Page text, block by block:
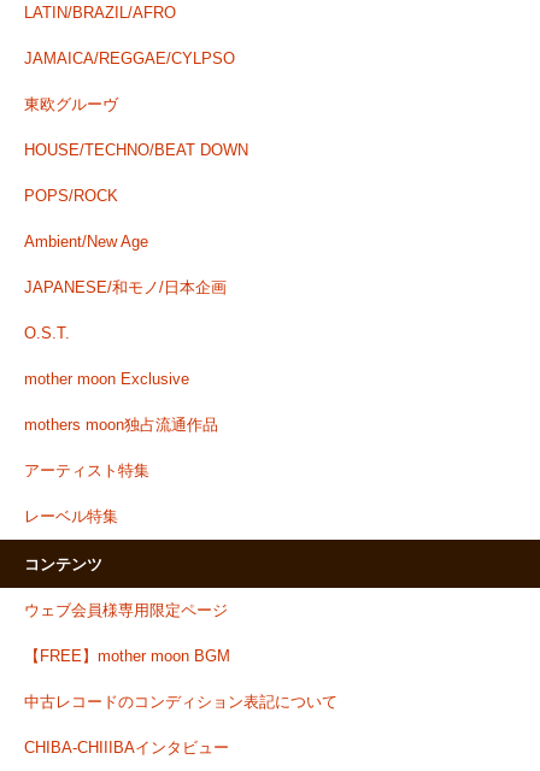
LATIN/BRAZIL/AFRO
JAMAICA/REGGAE/CYLPSO
東欧グルーヴ
HOUSE/TECHNO/BEAT DOWN
POPS/ROCK
Ambient/New Age
JAPANESE/和モノ/日本企画
O.S.T.
mother moon Exclusive
mothers moon独占流通作品
アーティスト特集
レーベル特集
コンテンツ
ウェブ会員様専用限定ページ
【FREE】mother moon BGM
中古レコードのコンディション表記について
CHIBA-CHIIIBAインタビュー